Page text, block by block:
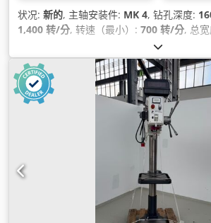
状况: 新的, 主轴安装件: MK 4, 钻孔深度:
1,400 转/分, 转速（最小）: 700 转/分, 总
2,120 毫米